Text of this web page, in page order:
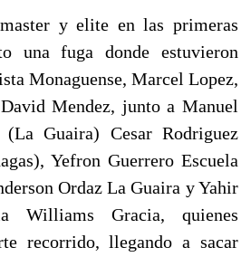
y elite en las primeras
una fuga donde estuvieron
Monaguense, Marcel Lopez,
Mendez, junto a Manuel
Guaira) Cesar Rodriguez
Yefron Guerrero Escuela
Ordaz La Guaira y Yahir
Williams Gracia, quienes
recorrido, llegando a sacar